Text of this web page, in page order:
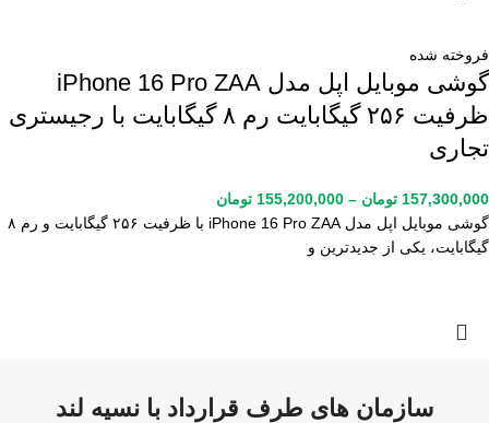
فروخته شده
گوشی موبایل اپل مدل iPhone 16 Pro ZAA
ظرفیت ۲۵۶ گیگابایت رم ۸ گیگابایت با رجیستری
تجاری
157,300,000 تومان –
155,200,000 تومان
گوشی موبایل اپل مدل iPhone 16 Pro ZAA با ظرفیت ۲۵۶ گیگابایت و رم ۸
گیگابایت، یکی از جدیدترین و
سازمان های طرف قرارداد با نسیه لند